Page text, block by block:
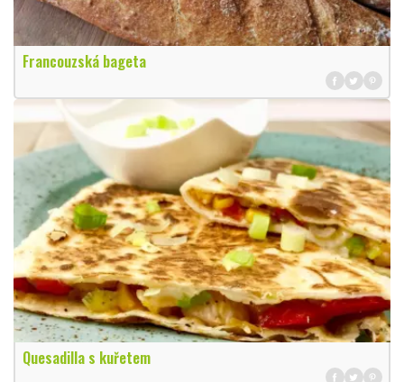
Francouzská bageta
Quesadilla s kuřetem